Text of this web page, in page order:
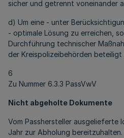
sicher und getrennt voneinander
d) Um eine - unter
- optimale Lösung zu erreichen,
Durchführung technischer
der Kreispolizeibehörden beteiligt
6
Zu Nummer 6.3.3 PassVwV
Nicht abgeholte Dokumente
Vom Passhersteller ausgelieferte
Jahr zur Abholung